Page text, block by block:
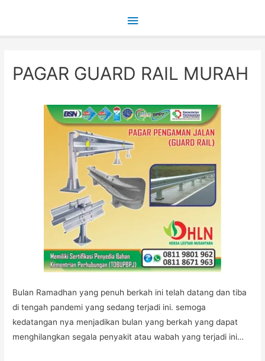
Main
PAGAR GUARD RAIL MURAH
Bulan Ramadhan yang penuh berkah ini telah datang dan tiba
di tengah pandemi yang sedang terjadi ini. semoga
kedatangan nya menjadikan bulan yang berkah yang dapat
menghilangkan segala penyakit atau wabah yang terjadi ini…